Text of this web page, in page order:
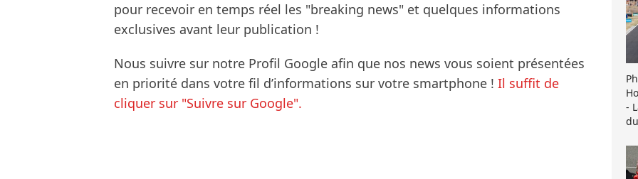
pour recevoir en temps réel les "breaking news" et quelques informations
exclusives avant leur publication !
Nous suivre sur notre Profil Google afin que nos news vous soient présentées
en priorité dans votre fil d’informations sur votre smartphone ! Il suffit de
cliquer sur "Suivre sur Google".
-